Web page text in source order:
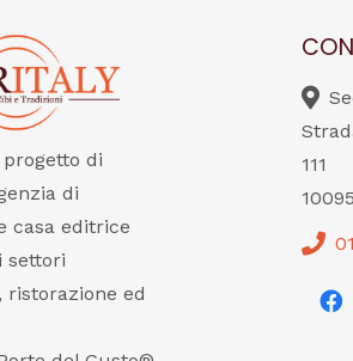
di
di
casa editrice
settori
ristorazione ed
111